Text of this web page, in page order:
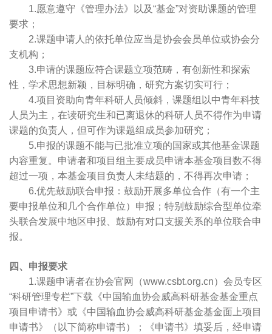
1.愿意遵守《管理办法》以及“基金”对资助课题的管理
要求；
2.课题申请人的依托单位应当是协会会员单位或协会分
支机构；
3.申请的课题应符合课题立项范畴，有创新性和探索
性，学术思想新颖，目标明确，研究方案切实可行；
4.项目资助向青年科研人员倾斜，课题组以中青年科技
人员为主，在读研究生和已离退休的科研人员不得作为申请
课题的负责人，但可作为课题组成员参加研究；
5.申报的课题不能与已批准立项的国家或其他基金课题
内容重复。申请者和项目组主要成员申请本基金项目数不得
超过一项，本基金项目负责人未结题的，不得再次申请；
6.优先鼓励联合申报：鼓励开展多单位合作（有一个主
要申报单位和几个合作单位）申报；特别鼓励综合型单位牵
头联合发展中地区申报、鼓励有对口支援关系的单位联合申
报。
四、申报要求
1.课题申请者在协会官网（www.csbt.org.cn）会员专区
“科研管理专栏”下载《中国输血协会威高科研基金基金重点
项目申请书》或《中国输血协会威高科研基金基金面上项目
申请书》（以下简称申请书）；《申请书》填妥后，经申请